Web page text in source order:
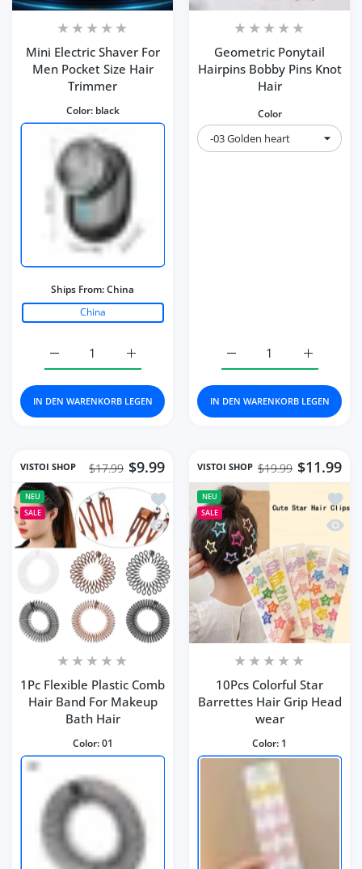
Mini Electric Shaver For
Men Pocket Size Hair
Trimmer
Color: black
Ships From:China
China
Erhöhe die Menge für Mini Electric
Erhöhe die Menge für Mini Electric Shaver For Men
IN DEN WARENKORB LEGEN
Geometric Ponytail
Hairpins Bobby Pins Knot
Hair
Color
Erhöhe
Erhöhe die Menge für
IN DEN WARENKORB LEGEN
VISTOI SHOP $9.99
$17.99
NEU
SALE
Zur Wunschliste hinzufügen 1Pc
Schnellansicht 1Pc Flexible Plastic
1Pc Flexible Plastic Comb
Hair Band For Makeup
Bath Hair
Color:01
VISTOI SHOP $11.99
$19.99
NEU
SALE
Zur
10Pcs Colorful Star
Barrettes Hair Grip Head
wear
Color: 1